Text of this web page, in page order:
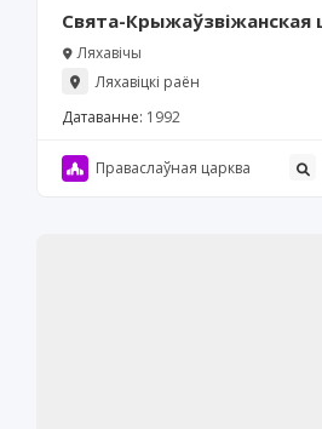
Свята-Крыжаўзвіжанская
(Ляхавічы)
Ляхавічы
Ляхавіцкі раён
Датаванне: 1992
Праваслаўная царква